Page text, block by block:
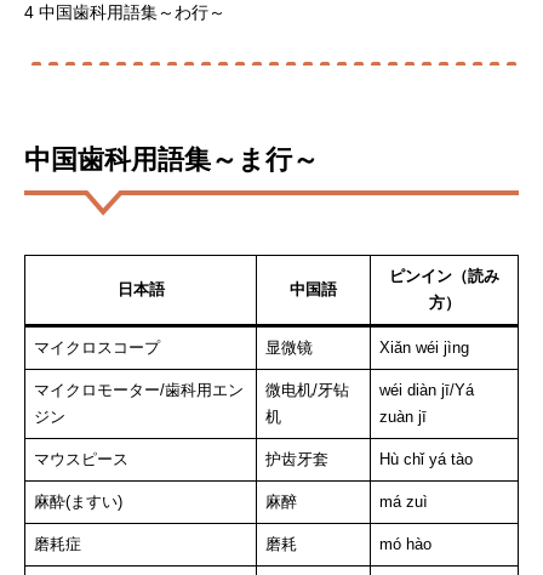
4 中国歯科用語集～わ行～
中国歯科用語集～ま行～
日本語 中国語
ピンイン（読み
方）
マイクロスコープ 显微镜 Xiǎn wéi jìng
マイクロモーター/歯科用エン
ジン
微电机/牙钻
机
wéi diàn jī/Yá
zuàn jī
マウスピース 护齿牙套 Hù chǐ yá tào
麻酔(ますい) 麻醉 má zuì
磨耗症 磨耗 mó hào